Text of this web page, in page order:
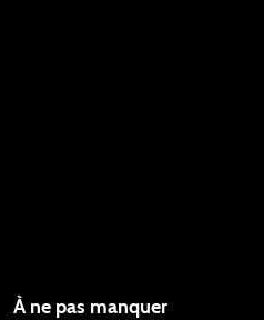
À ne pas manquer